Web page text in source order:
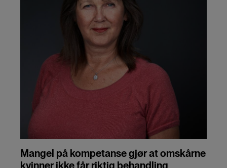
Mangel på kompetanse gjør at omskårne
kvinner ikke får riktig behandling